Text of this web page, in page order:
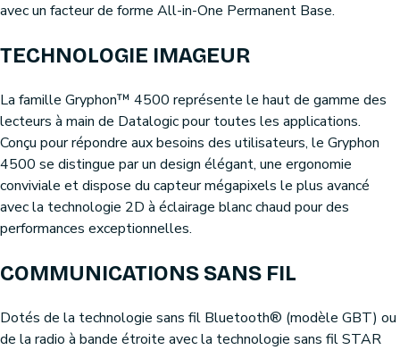
avec un facteur de forme All-in-One Permanent Base.
TECHNOLOGIE IMAGEUR
La famille Gryphon™ 4500 représente le haut de gamme des
lecteurs à main de Datalogic pour toutes les applications.
Conçu pour répondre aux besoins des utilisateurs, le Gryphon
4500 se distingue par un design élégant, une ergonomie
conviviale et dispose du capteur mégapixels le plus avancé
avec la technologie 2D à éclairage blanc chaud pour des
performances exceptionnelles.
COMMUNICATIONS SANS FIL
Dotés de la technologie sans fil Bluetooth® (modèle GBT) ou
de la radio à bande étroite avec la technologie sans fil STAR